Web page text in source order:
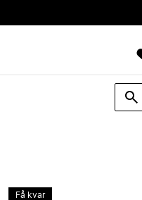
Få kvar